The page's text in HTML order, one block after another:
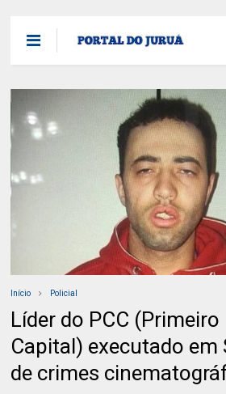
Início Policial
Líder do PCC
Capital) executado em
de crimes